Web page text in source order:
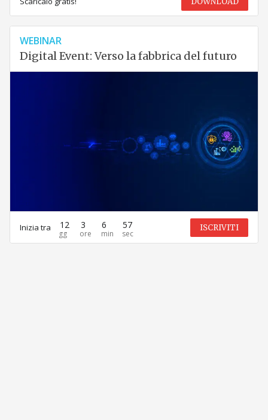
WEBINAR
Digital Event: Verso la fabbrica del futuro
Inizia tra 12 3 6 57 ISCRIVITI